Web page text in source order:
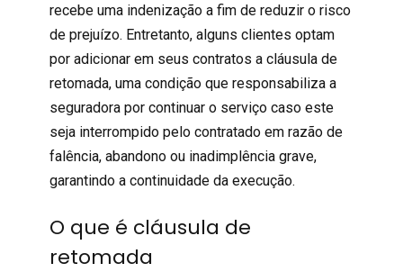
recebe uma indenização a fim de reduzir o risco
de prejuízo. Entretanto, alguns clientes optam
por adicionar em seus contratos a cláusula de
retomada, uma condição que responsabiliza a
seguradora por continuar o serviço caso este
seja interrompido pelo contratado em razão de
falência, abandono ou inadimplência grave,
garantindo a continuidade da execução.
O que é cláusula de
retomada